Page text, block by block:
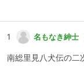
1 名もなき紳士
南総里見八犬伝の二